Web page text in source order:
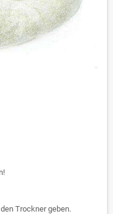
Trockner geben.